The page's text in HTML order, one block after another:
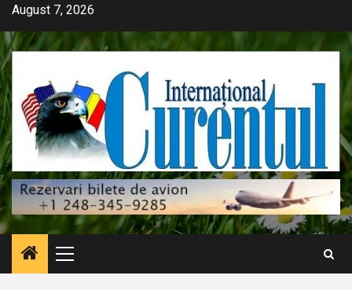
Skip
content
August 7, 2026
Primary
Menu